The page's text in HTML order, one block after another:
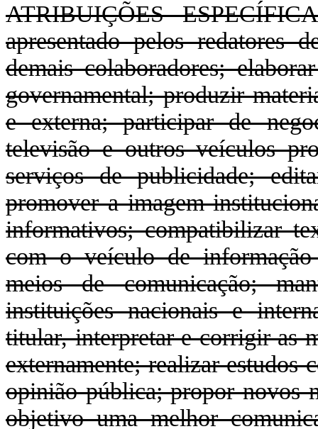
ATRIBUIÇÕES
apresentado pelos redatores
demais colaboradores;
governamental; produzir
e externa; participar de
televisão e outros veículos
serviços de publicidade;
promover a imagem
informativos; compatibilizar
com o veículo de
meios de comunicação;
instituições nacionais e
titular, interpretar e corrigir as
externamente; realizar
opinião pública; propor novos
objetivo uma melhor